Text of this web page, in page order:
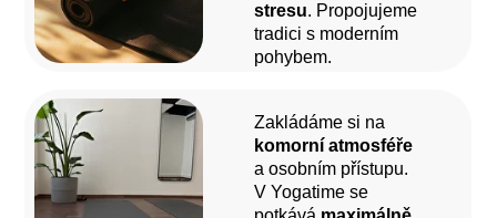
stresu. Propojujeme
tradici s moderním
pohybem.
Zakládáme si na
komorní atmosféře
a osobním přístupu.
V Yogatime se